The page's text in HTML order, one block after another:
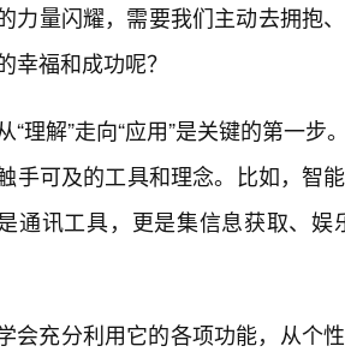
力量闪耀，需要我们主动去拥抱
幸福和成功呢？
“理解”走向“应用”是关键的第一
手可及的工具和理念。比如，智
通讯工具，更是集信息获取、
会充分利用它的各项功能，从个